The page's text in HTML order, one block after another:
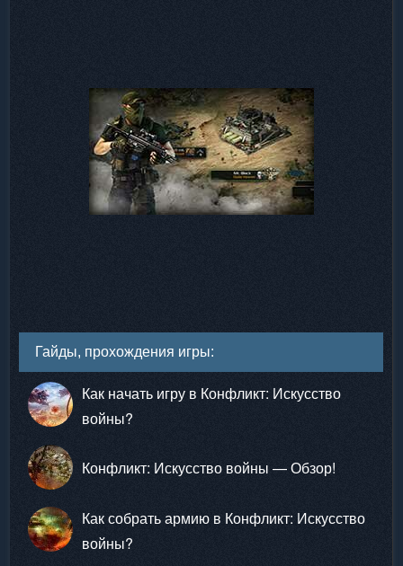
Гайды, прохождения игры:
Как начать игру в Конфликт: Искусство
войны?
Конфликт: Искусство войны — Обзор!
Как собрать армию в Конфликт: Искусство
войны?